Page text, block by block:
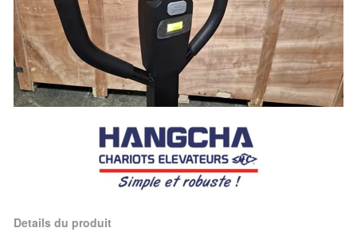
Details du produit